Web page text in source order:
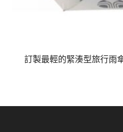
訂製最輕的緊湊型旅行雨